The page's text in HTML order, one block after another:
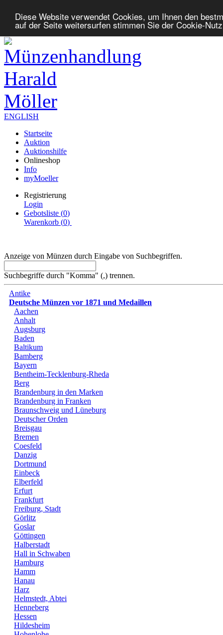
Diese Website verwendet Cookies, um Ihnen den
auf der Seite weitersurfen stimmen Sie der Cookie-
ENGLISH
Startseite
Auktion
Auktionshilfe
Onlineshop
Info
myMoeller
Registrierung
Login
Gebotsliste (0)
Warenkorb (0)
Anzeige von Münzen durch Eingabe von Suchbegriffen.
Suchbegriffe durch "Komma" (,) trennen.
Antike
Deutsche Münzen vor 1871 und Medaillen
Aachen
Anhalt
Augsburg
Baden
Baltikum
Bamberg
Bayern
Bentheim-Tecklenburg-Rheda
Berg
Brandenburg in den Marken
Brandenburg in Franken
Braunschweig und Lüneburg
Deutscher Orden
Breisgau
Bremen
Coesfeld
Danzig
Dortmund
Einbeck
Elberfeld
Erfurt
Frankfurt
Freiburg, Stadt
Görlitz
Goslar
Göttingen
Halberstadt
Hall in Schwaben
Hamburg
Hamm
Hanau
Harz
Helmstedt, Abtei
Henneberg
Hessen
Hildesheim